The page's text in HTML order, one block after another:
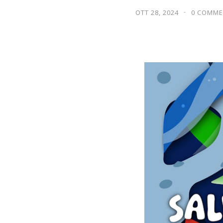
OTT 28, 2024 0